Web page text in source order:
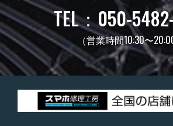
TEL：050-
（営業時間10:30〜